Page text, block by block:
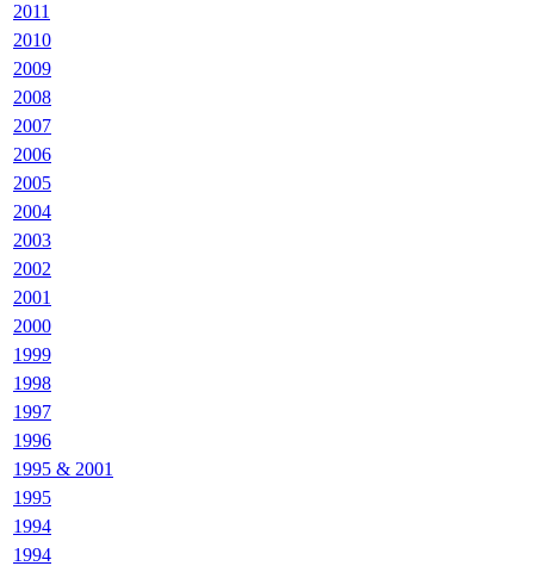
2011
2010
2009
2008
2007
2006
2005
2004
2003
2002
2001
2000
1999
1998
1997
1996
1995 & 2001
1995
1994
1994